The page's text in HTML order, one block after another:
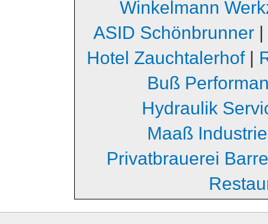
Winkelmann
ASID Schönbrunner|
Hotel Zauchtalerhof|
Buß
Hydraulik
Maaß
Privatbrauerei Barre